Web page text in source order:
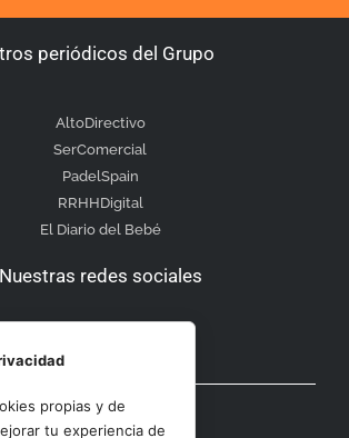
periódicos del Grupo
AltoDirectivo
SerComercial
PadelSpain
RRHHDigital
El Diario del Bebé
Nuestras redes sociales
Otras secciones
propias y de
tu experiencia de